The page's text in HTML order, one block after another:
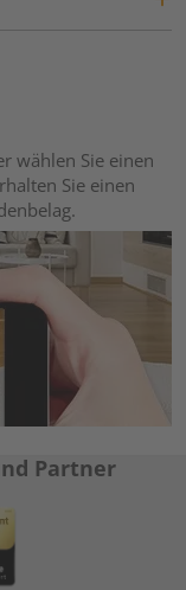
wählen Sie einen
Sie einen
Partner